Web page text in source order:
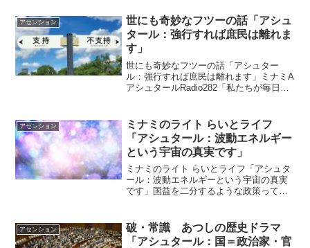
が出来てしまいます。ｂｙアシュタール
アシュタールからのメッセ...
アセンション
世にも奇妙なフツーの話「アシュ
タール：強行すれば庶民は離れま
す」
世にも奇妙なフツーの話「アシュター
ル：強行すれば庶民は離れます」ミナミA
アシュタールRadio282「私たちが毎日お
毎日お伝えしてること」「強行すれば...
アセンション
ミナミのライト らいとライフ
「アシュタール：波動エネルギー
という宇宙の真実です」
ミナミのライト らいとライフ「アシュタ
ール：波動エネルギーという宇宙の真実
です」国益を二分するような政策って
論を二分するような大胆な政策”にネット
困惑のワケ「中身を隠...
アセンション
破・常識 あつしの歴史ドラマ
「アシュタール：国＝政治家・官